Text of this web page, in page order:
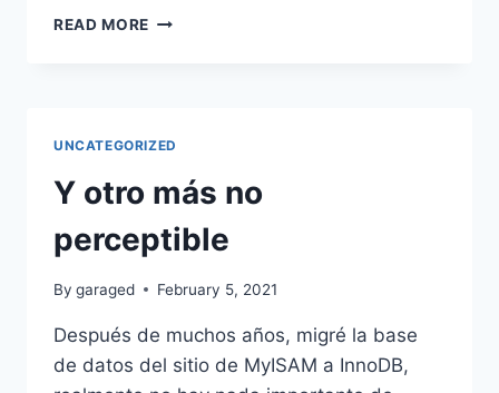
READ MORE LA
LA
UNCATEGORIZED
Y otro más no
perceptible
By garaged February 5, 2021
Después de muchos años, migré la base
de datos del sitio de MyISAM a InnoDB,